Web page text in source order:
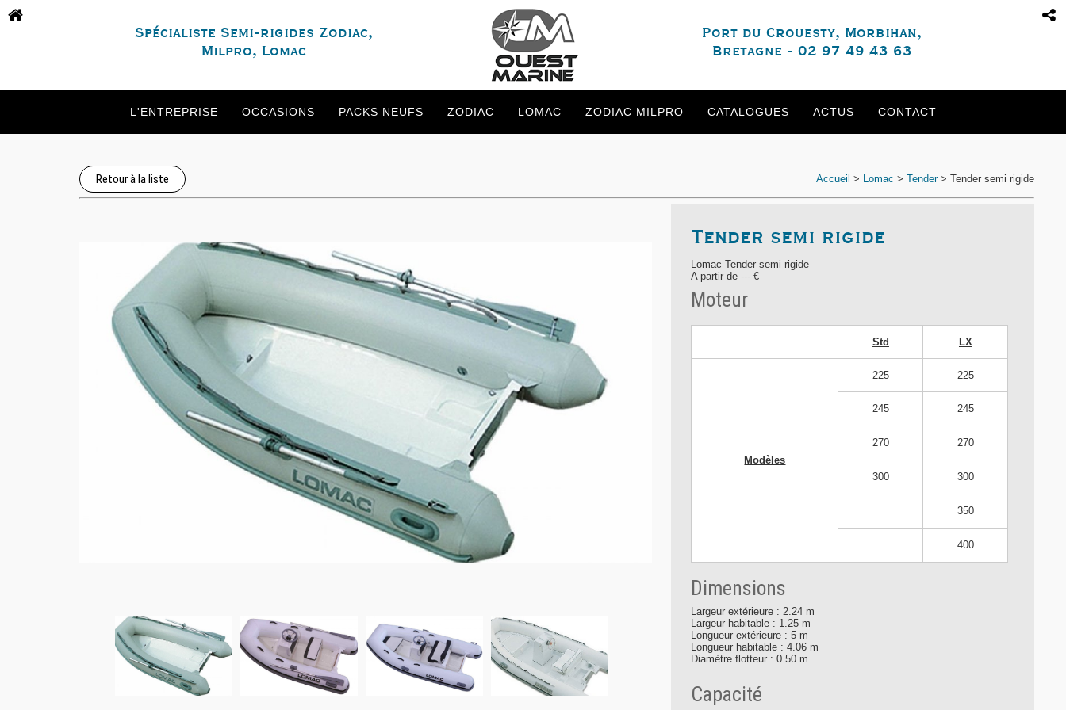
Spécialiste Semi-rigides Zodiac,
Milpro, Lomac
Port du Crouesty, Morbihan,
Bretagne - 02 97 49 43 63
L'ENTREPRISE OCCASIONS PACKS NEUFS ZODIAC LOMAC ZODIAC MILPRO CATALOGUES ACTUS CONTACT
Retour à la liste Accueil > Lomac > Tender> Tender semi rigide
Tender semi rigide
Lomac Tender semi rigide
A partir de --- €
Moteur
Std LX
Modèles
225 225
245 245
270 270
300 300
350
400
Dimensions
Largeur extérieure : 2.24 m
Largeur habitable : 1.25 m
Longueur extérieure : 5 m
Longueur habitable : 4.06 m
Diamètre flotteur : 0.50 m
Capacité